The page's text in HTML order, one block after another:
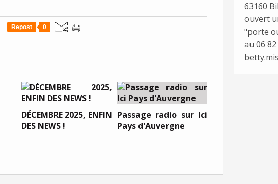
63160
ouvert
"porte
au 06
Repost 0
DÉCEMBRE 2025, ENFIN
DES NEWS !
Passage radio sur Ici
Pays d'Auvergne